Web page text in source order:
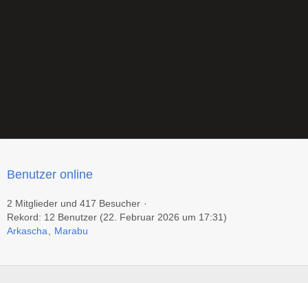
Benutzer online
2 Mitglieder und 417 Besucher
Rekord: 12 Benutzer (22. Februar 2026 um 17:31)
Arkascha
Marabu